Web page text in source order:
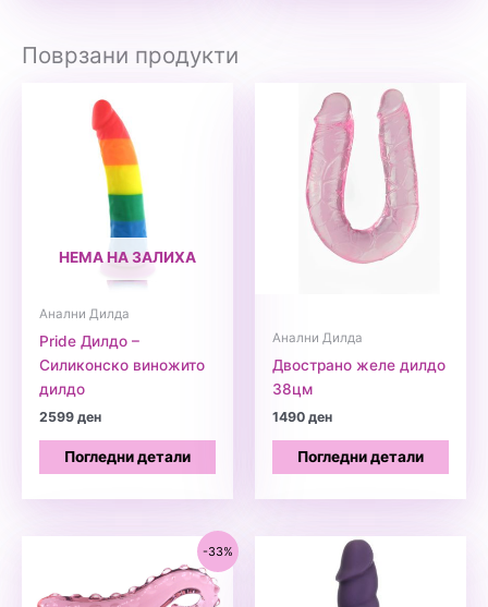
Поврзани продукти
НЕМА НА ЗАЛИХА
Анални Дилда
Pride Дилдо –
Силиконско виножито
дилдо
2599ден
Погледни детали
Анални Дилда
Двострано желе дилдо
38цм
1490ден
Погледни детали
-33%